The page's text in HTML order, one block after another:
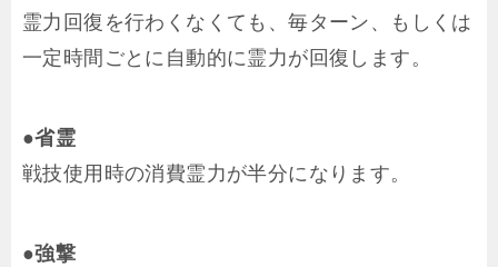
霊力回復を行わくなくても、毎ターン、もしくは
一定時間ごとに自動的に霊力が回復します。
●省霊
戦技使用時の消費霊力が半分になります。
●強撃